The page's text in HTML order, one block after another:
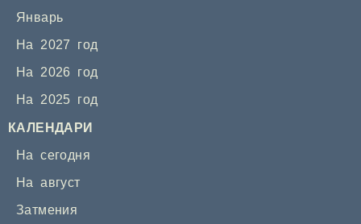
Январь
На 2027 год
На 2026 год
На 2025 год
КАЛЕНДАРИ
На сегодня
На август
Затмения